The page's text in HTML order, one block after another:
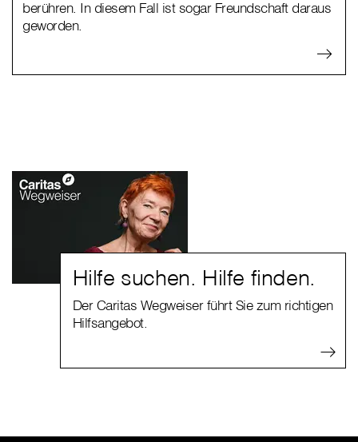
berühren. In diesem Fall ist sogar Freundschaft daraus
geworden.
Hilfe suchen. Hilfe finden.
Der Caritas Wegweiser führt Sie zum richtigen
Hilfsangebot.